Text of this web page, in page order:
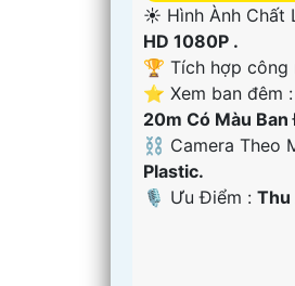
☀️ Hình Ành Chất
HD 1080P .
🏆 Tích hợp công
⭐ Xem ban đêm :
20m Có Màu Ban
⛓ Camera Theo
Plastic.
️🎙 Ưu Điểm : Thu